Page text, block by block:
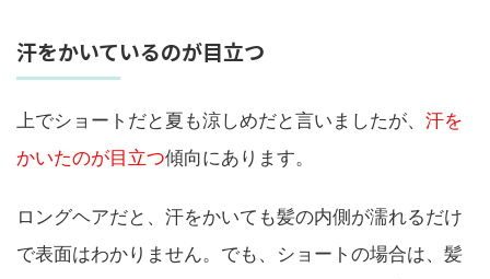
汗をかいているのが目立つ
上でショートだと夏も涼しめだと言いましたが、 汗を
かいたのが目立つ傾向にあります。
ロングヘアだと、汗をかいても髪の内側が濡れるだけ
で表面はわかりません。でも、ショートの場合は、髪